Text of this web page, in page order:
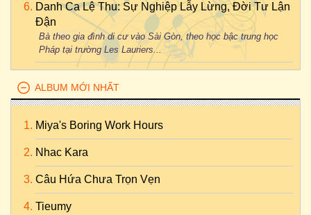
Danh Ca Lệ Thu: Sự Nghiệp Lẫy Lừng, Đời Tư Lận
Đận
Bà theo gia đình di cư vào Sài Gòn, theo học bậc trung học
Pháp tại trường Les Lauriers...
ALBUM MỚI NHẤT
Miya's Boring Work Hours
Nhac Kara
Câu Hứa Chưa Trọn Vẹn
Tieumy